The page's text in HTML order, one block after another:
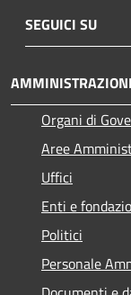
SEGUICI SU
Organi di
Aree
Uffici
Enti e
Politici
Personale